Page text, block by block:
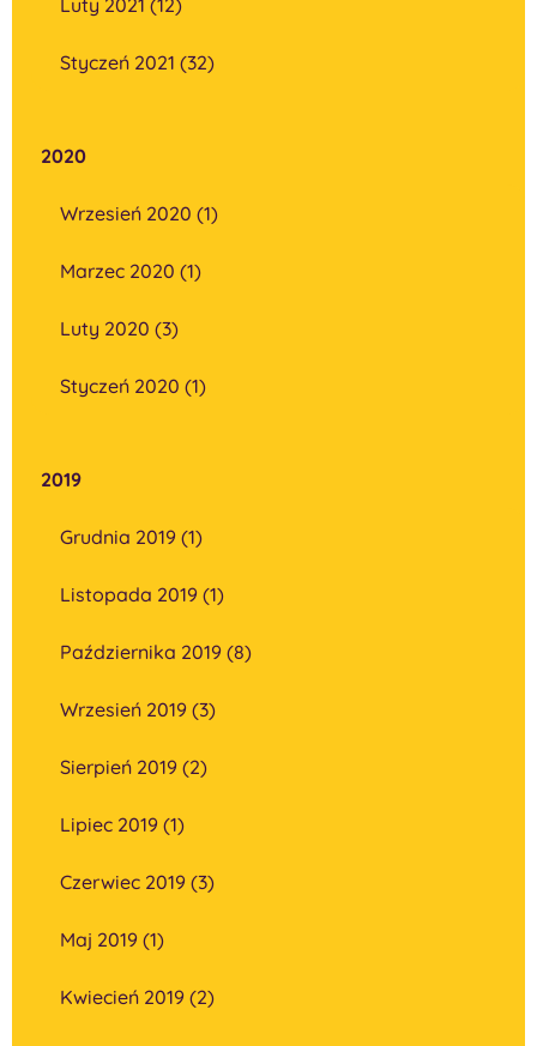
Styczeń 2021 (32)
2020
Wrzesień 2020 (1)
Marzec 2020 (1)
Luty 2020 (3)
Styczeń 2020 (1)
2019
Grudnia 2019 (1)
Listopada 2019 (1)
Października 2019 (8)
Wrzesień 2019 (3)
Sierpień 2019 (2)
Lipiec 2019 (1)
Czerwiec 2019 (3)
Maj 2019 (1)
Kwiecień 2019 (2)